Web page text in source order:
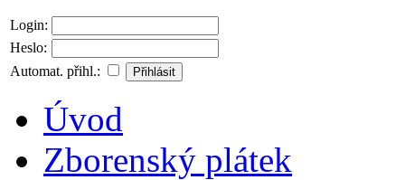
Login:
Heslo:
Automat. přihl.:
Úvod
Zborenský plátek